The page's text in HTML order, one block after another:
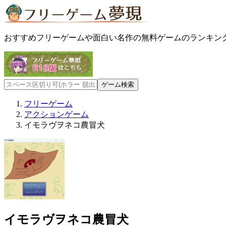
おすすめフリーゲームや面白い名作の無料ゲームのランキン
フリーゲーム
アクションゲーム
イモラヴヲネコ農冒犬
イモラヴヲネコ農冒犬